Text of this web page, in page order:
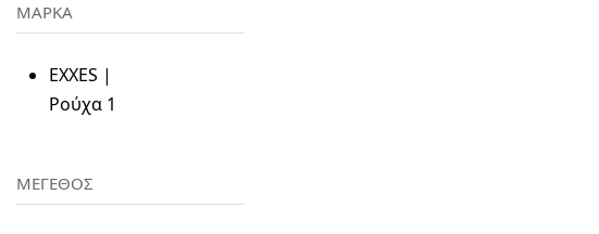
ΜΑΡΚΑ
EXXES |
Ρούχα 1
ΜΕΓΕΘΟΣ